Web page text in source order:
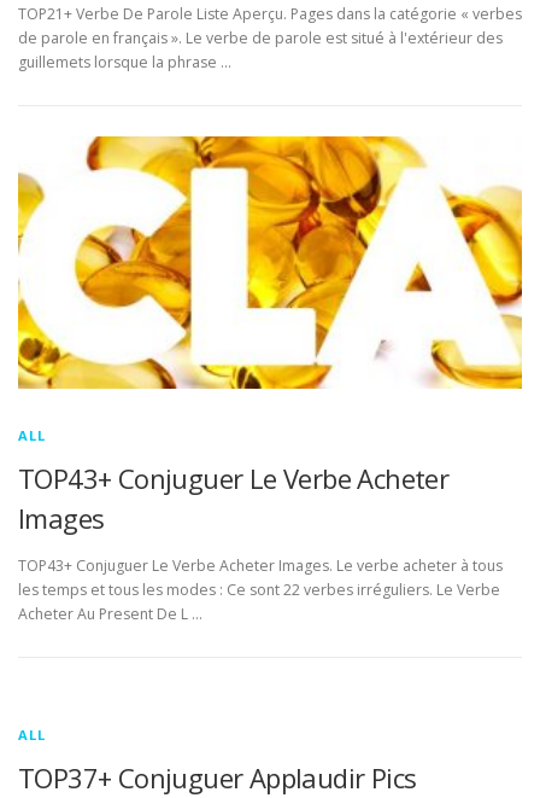
TOP21+ Verbe De Parole Liste Aperçu. Pages dans la catégorie « verbes
de parole en français ». Le verbe de parole est situé à l'extérieur des
guillemets lorsque la phrase …
ALL
TOP43+ Conjuguer Le Verbe Acheter
Images
TOP43+ Conjuguer Le Verbe Acheter Images. Le verbe acheter à tous
les temps et tous les modes : Ce sont 22 verbes irréguliers. Le Verbe
Acheter Au Present De L …
ALL
TOP37+ Conjuguer Applaudir Pics